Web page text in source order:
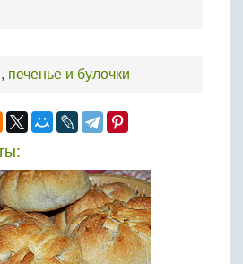
, печенье и булочки